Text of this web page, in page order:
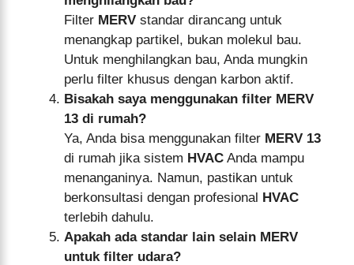
Filter MERV standar dirancang untuk
menangkap partikel, bukan molekul bau.
Untuk menghilangkan bau, Anda mungkin
perlu filter khusus dengan karbon aktif.
Bisakah saya menggunakan filter MERV
13 di rumah?
Ya, Anda bisa menggunakan filter MERV 13
di rumah jika sistem HVAC Anda mampu
menanganinya. Namun, pastikan untuk
berkonsultasi dengan profesional HVAC
terlebih dahulu.
Apakah ada standar lain selain MERV
untuk filter udara?